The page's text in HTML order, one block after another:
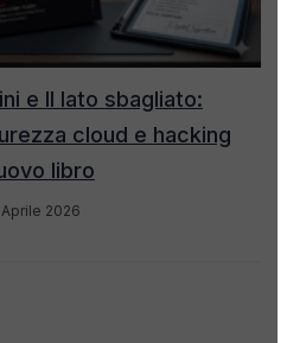
e Il lato sbagliato:
cloud e hacking
libro
Aprile 2026